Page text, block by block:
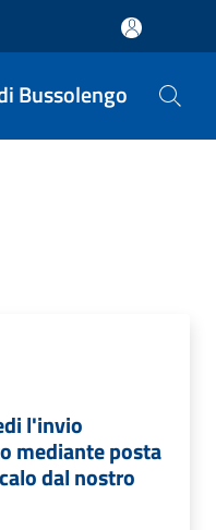
Bussolengo
l'invio
mediante posta
dal nostro